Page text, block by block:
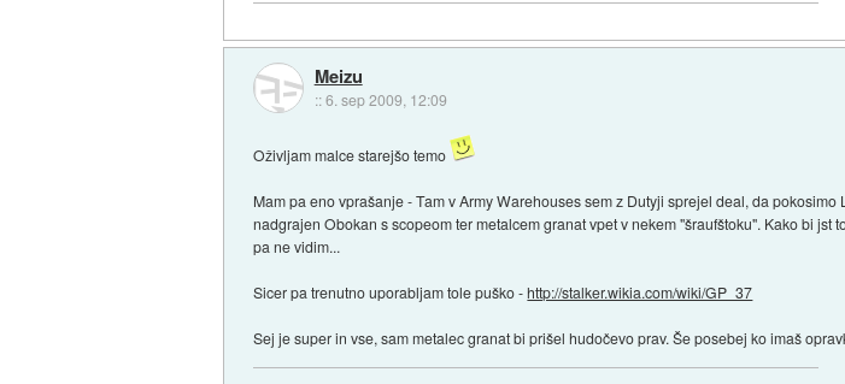
Meizu
::6. sep 2009, 12:09
Oživljam malce starejšo temo
Mam pa eno vprašanje - Tam v Army Warehouses sem z Dutyji sprejel deal, da
nadgrajen Obokan s scopeom ter metalcem granat vpet v nekem "šraufštoku". Kako bi
pa ne vidim...
Sicer pa trenutno uporabljam tole puško -http://stalker.wikia.com/wiki/GP_37
Sej je super in vse, sam metalec granat bi prišel hudočevo prav. Še posebej ko imaš